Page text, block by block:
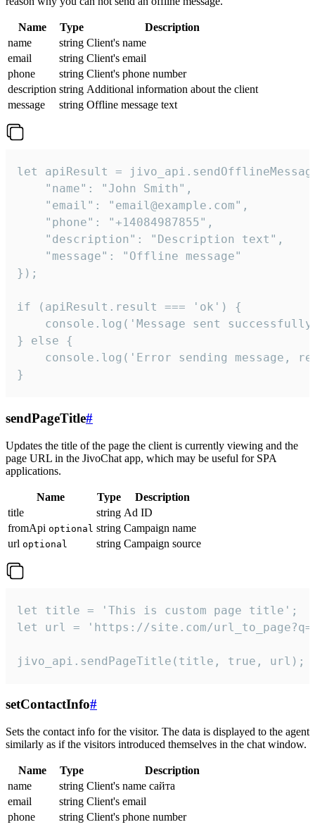
Name Type
Description
name
string Client's name
email
string Client's email
phone
string Client's phone number
description string Additional information about the client
message
string Offline message text
let apiResult =
    "name": "John Smith",
    "email": "email@example.com",
    "phone": "+14084987855",
    "description": "Description text",
    "message": "Offline message"
});
if (apiResult.result === 'ok') {
console.log('Message sent
} else {
console.log('Error sending message,
}
sendPageTitle#
Updates the title of the page the client is currently viewing and the
page URL in the JivoChat app, which may be useful for SPA
applications.
Name Type
Description
title
string Ad ID
fromApi optional string Campaign name
url optional string Campaign source
let title = 'This is custom page title';
let url = 'https://site.com/
jivo_api.sendPageTitle(title, true, url);
setContactInfo#
Sets the contact info for the visitor. The data is displayed to the agent
similarly as if the visitors introduced themselves in the chat window.
Name Type
Description
name
string Client's name сайта
email
string Client's email
phone
string Client's phone number